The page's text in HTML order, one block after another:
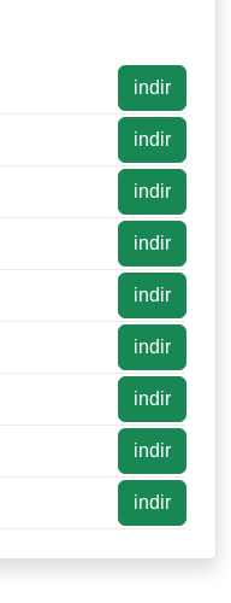
indir
indir
indir
indir
indir
indir
indir
indir
indir